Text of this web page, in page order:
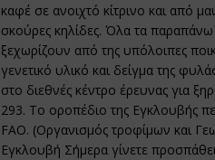
καφέ σε ανοιχτό κίτρινο και από
σκούρες κηλίδες. Όλα τα παραπάνω
ξεχωρίζουν από της υπόλοιπες
γενετικό υλικό και δείγμα της
στο διεθνές κέντρο έρευνας για
293. Το οροπέδιο της Εγκλουβής
FAO. (Oργανισμός τροφίμων και
Εγκλουβή Σήμερα γίνετε